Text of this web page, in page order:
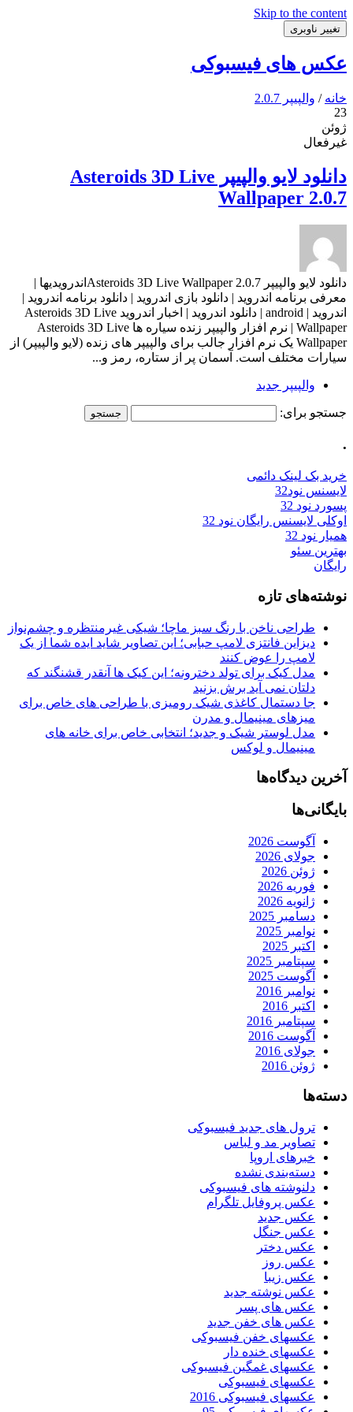
Skip to the content
تغییر ناوبری
عکس های فیسبوکی
خانه / والپیپر 2.0.7
23
ژوئن
غیرفعال
دانلود لایو والپیپر Asteroids 3D Live
Wallpaper 2.0.7
دانلود لایو والپیپر Asteroids 3D Live Wallpaper 2.0.7اندرویدیها |
معرفی برنامه اندروید | دانلود بازی اندروید | دانلود برنامه اندروید |
اندروید | android | دانلود اندروید | اخبار اندروید Asteroids 3D Live
Wallpaper | نرم افزار والپیپر زنده سیاره ها Asteroids 3D Live
Wallpaper یک نرم افزار جالب برای والپیپر های زنده (لایو والپیپر) از
سیارات مختلف است. آسمان پر از ستاره، رمز و...
والپیپر جدید
جستجو برای:
.
خرید بک لینک دائمی
لایسنس نود32
پسورد نود 32
اوکلی لایسنس رایگان نود 32
همیار نود 32
بهترین سئو
رایگان
نوشته‌های تازه
طراحی ناخن با رنگ سبز ماچا؛ شیکی غیرمنتظره و چشم‌نواز
دیزاین فانتزی لامپ حبابی؛ این تصاویر شاید ایده شما از یک
لامپ را عوض کنند
مدل کیک برای تولد دخترونه؛ این کیک ها آنقدر قشنگند که
دلتان نمی آید برش بزنید
جا دستمال کاغذی شیک رومیزی با طراحی های خاص برای
میزهای مینیمال و مدرن
مدل لوستر شیک و جدید؛ انتخابی خاص برای خانه های
مینیمال و لوکس
آخرین دیدگاه‌ها
بایگانی‌ها
آگوست 2026
جولای 2026
ژوئن 2026
فوریه 2026
ژانویه 2026
دسامبر 2025
نوامبر 2025
اکتبر 2025
سپتامبر 2025
آگوست 2025
نوامبر 2016
اکتبر 2016
سپتامبر 2016
آگوست 2016
جولای 2016
ژوئن 2016
دسته‌ها
ترول های جدید فیسبوکی
تصاویر مد و لباس
خبرهای اروپا
دسته‌بندی نشده
دلنوشته های فیسبوکی
عکس پروفایل تلگرام
عکس جدید
عکس جنگل
عکس دختر
عکس روز
عکس زیبا
عکس نوشته جدید
عکس های پسر
عکس های خفن جدید
عکسهای خفن فیسبوکی
عکسهای خنده دار
عکسهای غمگین فیسبوکی
عکسهای فیسبوکی
عکسهای فیسبوکی 2016